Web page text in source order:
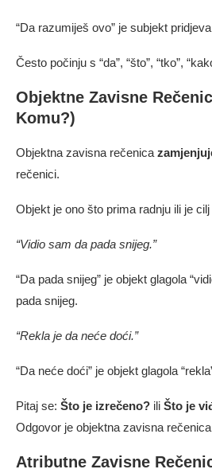
“Da razumiješ ovo” je subjekt pridjeva
Često počinju s “da”, “što”, “tko”,
Objektne Zavisne
Komu?)
Objektna zavisna rečenica
rečenici.
Objekt je ono što prima radnju ili je cilj
“Vidio sam da pada snijeg.”
“Da pada snijeg” je objekt glagola
pada snijeg.
“Rekla je da neće doći.”
“Da neće doći” je objekt glagola
Pitaj se: Što je izrečeno? ili Što je
Odgovor je objektna zavisna
Atributne Zavisne